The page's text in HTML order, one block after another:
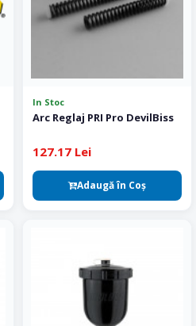
In Stoc
Arc Reglaj PRI Pro DevilBiss
127.17 Lei
Adaugă în Coş